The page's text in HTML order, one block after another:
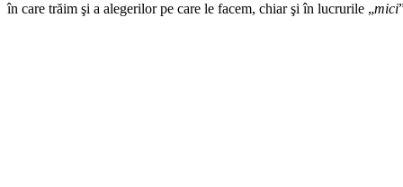
în care trăim şi a alegerilor pe care le facem, chiar şi în lucrurile „mici